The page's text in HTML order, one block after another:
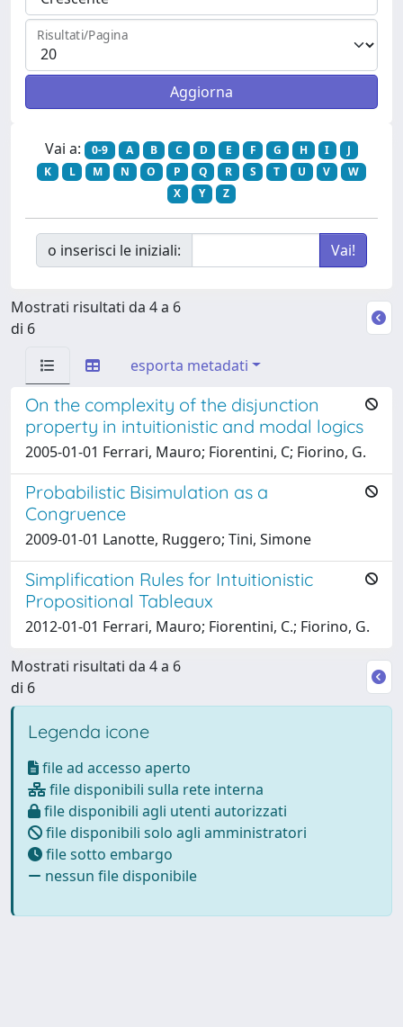
Risultati/Pagina
Vai a: 0-9 A B C D E F G H I
J
K
L M N O P Q R S T U V
W
X
Y Z
o inserisci le iniziali:
Mostrati risultati da 4 a 6
di 6
esporta metadati
On the complexity of the disjunction
property in intuitionistic and modal logics
2005-01-01 Ferrari, Mauro; Fiorentini, C; Fiorino, G.
Probabilistic Bisimulation as a
Congruence
2009-01-01 Lanotte, Ruggero; Tini, Simone
Simplification Rules for Intuitionistic
Propositional Tableaux
2012-01-01 Ferrari, Mauro; Fiorentini, C.; Fiorino, G.
Mostrati risultati da 4 a 6
di 6
Legenda icone
file ad accesso aperto
file disponibili sulla rete interna
file disponibili agli utenti autorizzati
file disponibili solo agli amministratori
file sotto embargo
nessun file disponibile